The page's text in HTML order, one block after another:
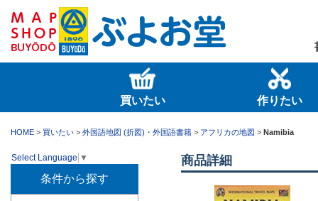
買いたい 作りたい
HOME > 買いたい > 外国語地図 (折図)・外国語書籍 > アフリカの地図 > Namibia
Select Language ▼
条件から探す
商品詳細